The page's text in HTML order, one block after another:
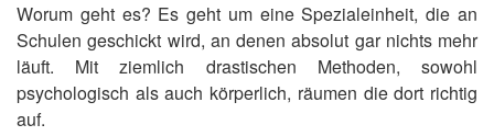
Worum geht es? Es geht um eine Spezialeinheit, die an
Schulen geschickt wird, an denen absolut gar nichts mehr
läuft. Mit ziemlich drastischen Methoden, sowohl
psychologisch als auch körperlich, räumen die dort richtig
auf.